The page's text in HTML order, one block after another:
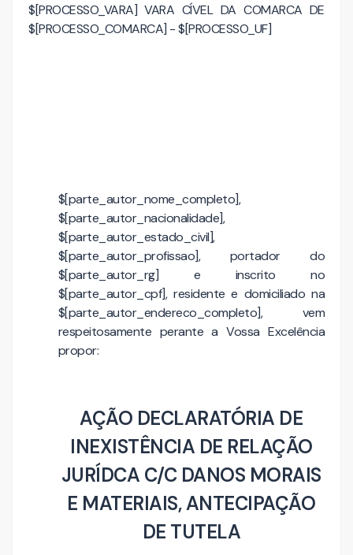
$[PROCESSO_VARA] VARA CÍVEL DA COMARCA DE
$[PROCESSO_COMARCA] - $[PROCESSO_UF]
$[parte_autor_nome_completo],
$[parte_autor_nacionalidade],
$[parte_autor_estado_civil],
$[parte_autor_profissao], portador do
$[parte_autor_rg] e inscrito no
$[parte_autor_cpf], residente e domiciliado na
$[parte_autor_endereco_completo], vem
respeitosamente perante a Vossa Excelência
propor:
AÇÃO DECLARATÓRIA DE
INEXISTÊNCIA DE RELAÇÃO
JURÍDCA C/C DANOS MORAIS
E MATERIAIS, ANTECIPAÇÃO
DE TUTELA